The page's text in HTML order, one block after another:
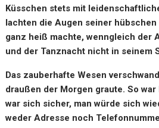
Küsschen stets mit
lachten die Augen seiner
ganz heiß machte, wenngleich der
und der Tanznacht nicht in seinem
Das zauberhafte Wesen
draußen der Morgen graute. So
war sich sicher, man würde sich
weder Adresse noch